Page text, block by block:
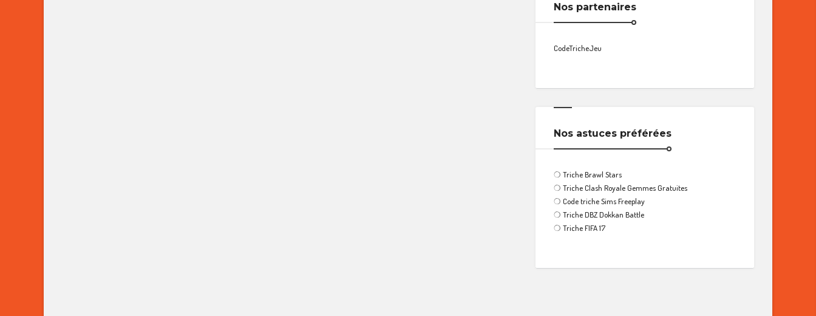
Nos partenaires
CodeTricheJeu
Nos astuces préférées
❍ Triche Brawl Stars
❍ Triche Clash Royale Gemmes Gratuites
❍ Code triche Sims Freeplay
❍ Triche DBZ Dokkan Battle
❍ Triche FIFA 17